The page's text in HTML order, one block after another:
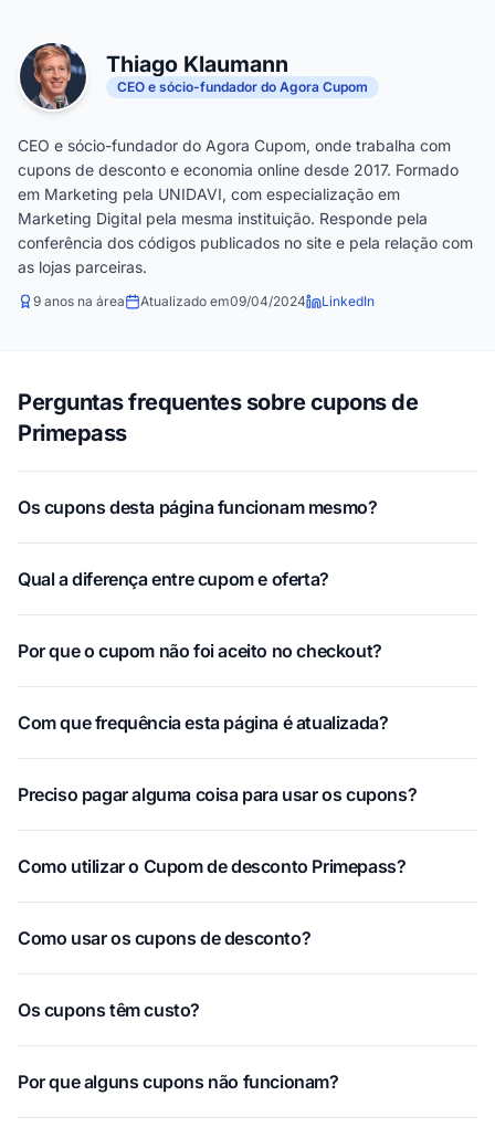
Thiago Klaumann
CEO e sócio-fundador do Agora Cupom
CEO e sócio-fundador do Agora Cupom, onde trabalha com
cupons de desconto e economia online desde 2017. Formado
em Marketing pela UNIDAVI, com especialização em
Marketing Digital pela mesma instituição. Responde pela
conferência dos códigos publicados no site e pela relação com
as lojas parceiras.
9 anos na área Atualizado em09/04/2024 LinkedIn
Perguntas frequentes sobre cupons de
Primepass
Os cupons desta página funcionam mesmo?
Qual a diferença entre cupom e oferta?
Por que o cupom não foi aceito no checkout?
Com que frequência esta página é atualizada?
Preciso pagar alguma coisa para usar os cupons?
Como utilizar o Cupom de desconto Primepass?
Como usar os cupons de desconto?
Os cupons têm custo?
Por que alguns cupons não funcionam?